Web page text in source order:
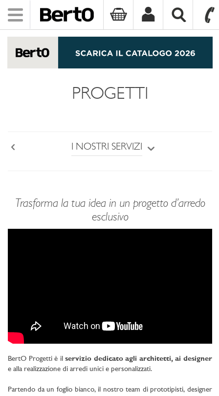
Toggle
navigation
PROGETTI
I NOSTRI SERVIZI
Trasforma la tua idea in un progetto d’arredo
esclusivo
BertO Progetti è il servizio dedicato agli architetti, ai designer
e alla realizzazione di arredi unici e personalizzati.
Partendo da un foglio bianco, il nostro team di prototipisti, designer